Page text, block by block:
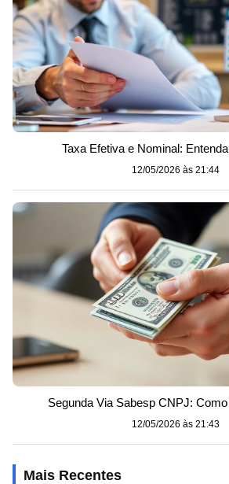
Taxa Efetiva e Nominal:
12/05/2026 às 21:44
Segunda Via Sabesp CNPJ:
12/05/2026 às 21:43
Mais Recentes